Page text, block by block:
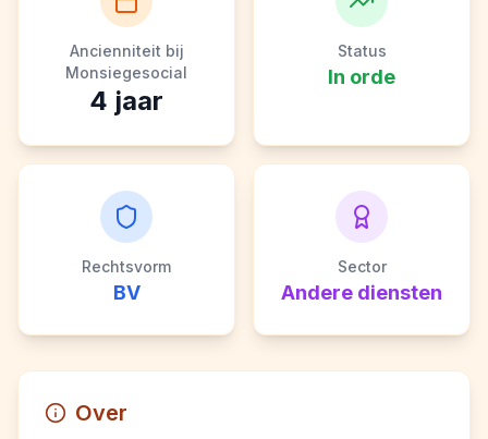
Ancienniteit bij
Monsiegesocial
4 jaar
Status
In orde
Rechtsvorm
BV
Sector
Andere diensten
Over